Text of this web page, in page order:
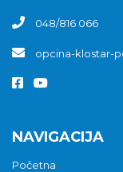
048/816 066
opcina-klostar-
NAVIGACIJA
Početna